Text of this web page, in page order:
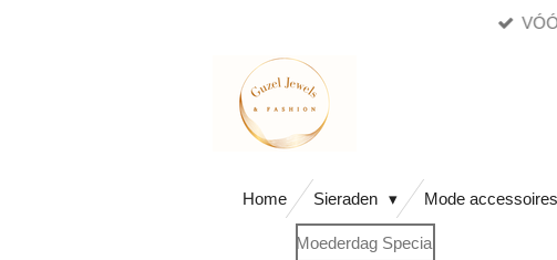
Home Sieraden Mode accessoires
Moederdag Special